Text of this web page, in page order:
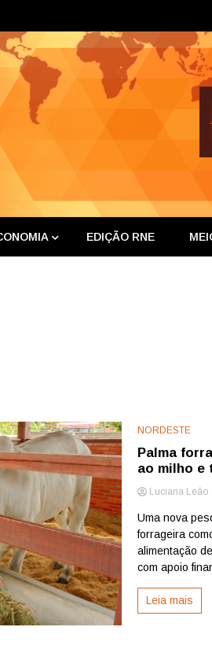
EDIÇÃO RNE
NORDESTE
Palma
ao milho e
Luciana Leão
Uma nova
forrageira
alimentação
com apoio
Leia mais